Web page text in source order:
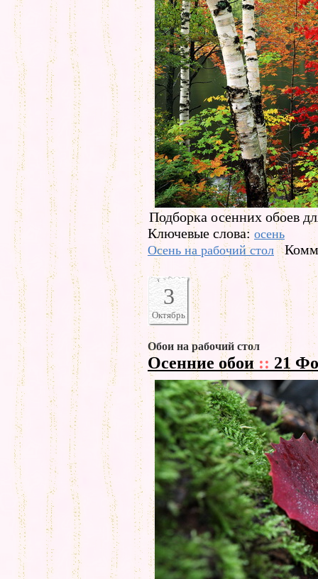
Подборка осенних обоев
Ключевые слова: осень
Осень на рабочий стол
3
Октябрь
Обои на рабочий стол
Осенние обои :: 21